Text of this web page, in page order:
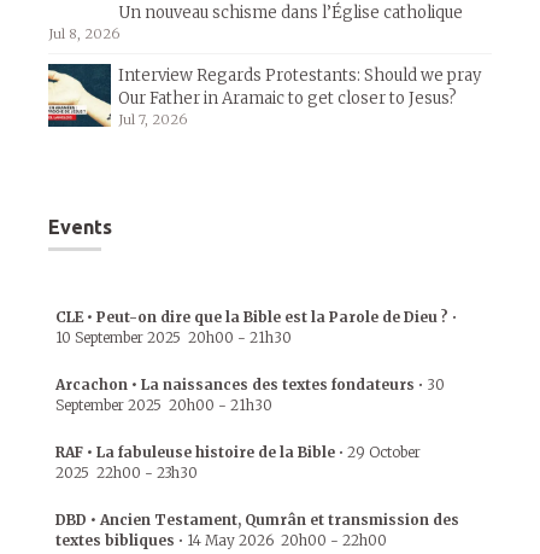
Un nouveau schisme dans l’Église catholique
Jul 8, 2026
Interview Regards Protestants: Should we pray
Our Father in Aramaic to get closer to Jesus?
Jul 7, 2026
Events
CLE • Peut-on dire que la Bible est la Parole de Dieu ? •
10 September 2025 20h00 - 21h30
Arcachon • La naissances des textes fondateurs • 30
September 2025 20h00 - 21h30
RAF • La fabuleuse histoire de la Bible • 29 October
2025 22h00 - 23h30
DBD • Ancien Testament, Qumrân et transmission des
textes bibliques • 14 May 2026 20h00 - 22h00